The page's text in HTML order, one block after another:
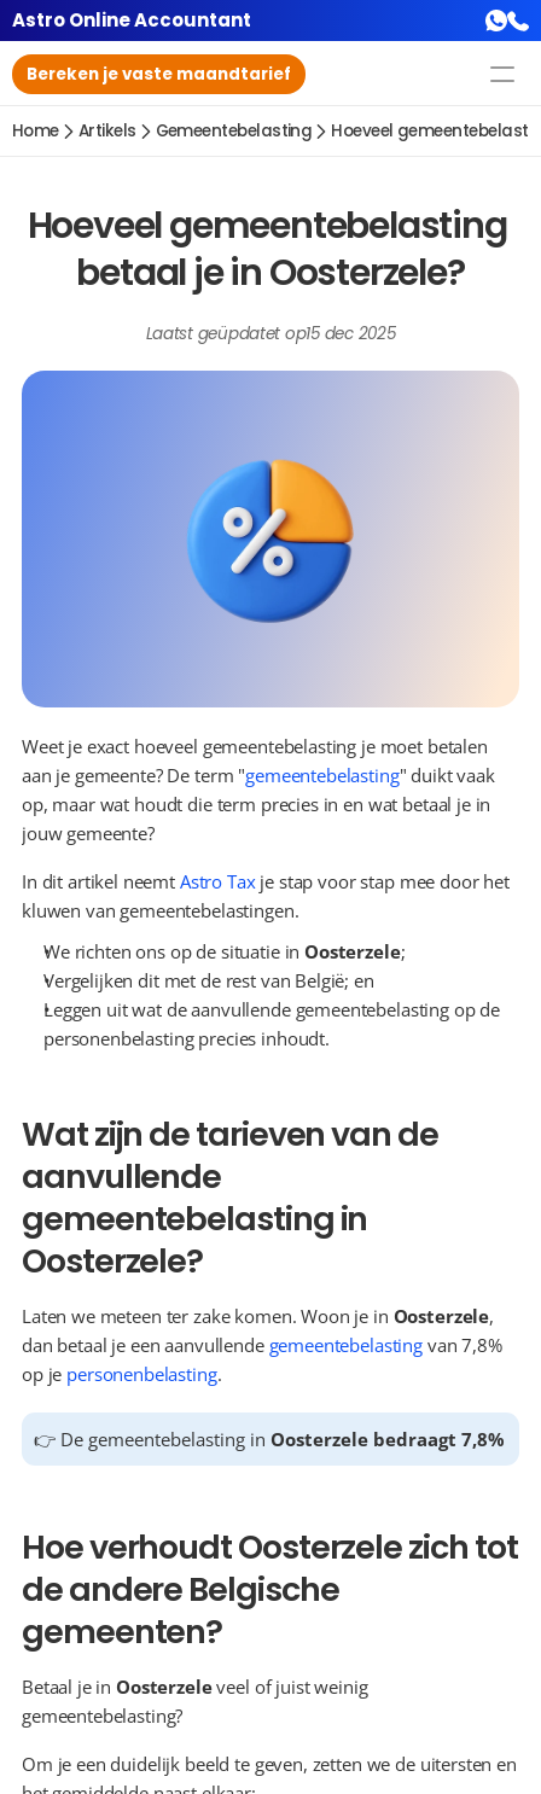
Astro Online Accountant
Bereken je vaste maandtarief
Home Artikels Gemeentebelasting Hoeveel
Hoeveel gemeentebelasting
betaal je in Oosterzele?
Laatst geüpdatet op15 dec 2025
Weet je exact hoeveel gemeentebelasting je moet betalen
aan je gemeente? De term "gemeentebelasting" duikt vaak
op, maar wat houdt die term precies in en wat betaal je in
jouw gemeente?
In dit artikel neemt Astro Tax je stap voor stap mee door het
kluwen van gemeentebelastingen.
We richten ons op de situatie in Oosterzele;
Vergelijken dit met de rest van België; en
Leggen uit wat de aanvullende gemeentebelasting op de
personenbelasting precies inhoudt.
Wat zijn de tarieven van de
aanvullende
gemeentebelasting in
Oosterzele?
Laten we meteen ter zake komen. Woon je in Oosterzele,
dan betaal je een aanvullende gemeentebelasting van 7,8%
op je personenbelasting.
👉 De gemeentebelasting in Oosterzele bedraagt 7,8%
Hoe verhoudt Oosterzele zich tot
de andere Belgische
gemeenten?
Betaal je in Oosterzele veel of juist weinig
gemeentebelasting?
Om je een duidelijk beeld te geven, zetten we de uitersten en